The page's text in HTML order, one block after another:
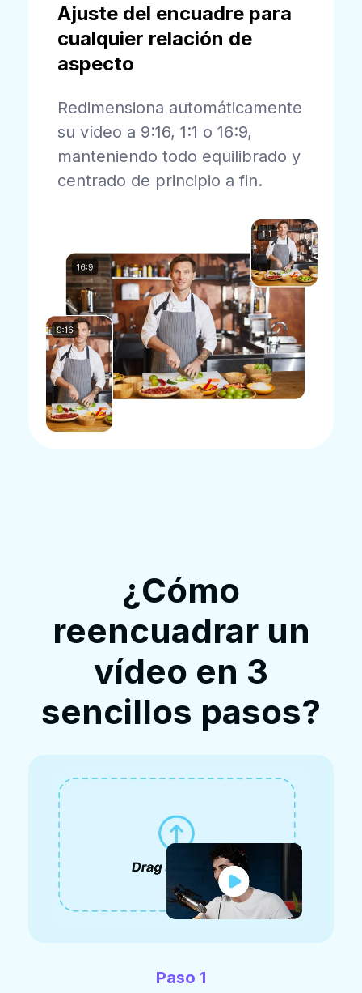
Ajuste del encuadre para
cualquier relación de
aspecto
Redimensiona automáticamente
su vídeo a 9:16, 1:1 o 16:9,
manteniendo todo equilibrado y
centrado de principio a fin.
¿Cómo
reencuadrar un
vídeo en 3
sencillos pasos?
Paso 1